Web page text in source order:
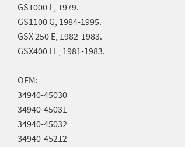
GS1000 L, 1979.
GS1100 G, 1984-1995.
GSX 250 E, 1982-1983.
GSX400 FE, 1981-1983.
OEM:
34940-45030
34940-45031
34940-45032
34940-45212